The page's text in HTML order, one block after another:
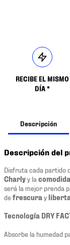
RECIBE EL MISMO
DÍA *
Descripción
Descripción del
Disfruta cada partido
Charlyy la
será la mejor prenda
de frescura y
Tecnología DRY
Absorbe la humedad